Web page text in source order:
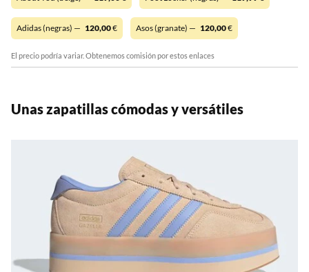
Adidas (negras) — 120,00€ Asos (granate) — 120,00€
El precio podría variar. Obtenemos comisión por estos enlaces
Unas zapatillas cómodas y versátiles